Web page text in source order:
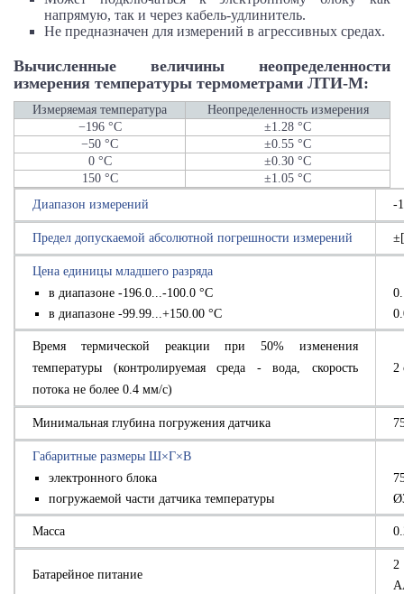
напрямую, так и через кабель-удлинитель.
Не предназначен для измерений в агрессивных средах.
Вычисленные величины неопределенности
измерения температуры термометрами ЛТИ-М:
Измеряемая температура
Неопределенность измерения
−196 °C
±1.28 °C
−50 °C
±0.55 °C
0 °C
±0.30 °C
150 °C
±1.05 °C
Диапазон измерений
-
Предел допускаемой абсолютной погрешности измерений
Цена единицы младшего разряда
в диапазоне -196.0...-100.0 °С
в диапазоне -99.99...+150.00 °С
Время термической реакции при 50% изменения
температуры (контролируемая среда - вода, скорость
потока не более 0.4 мм/с)
2
Минимальная глубина погружения датчика
Габаритные размеры Ш×Г×В
электронного блока
погружаемой части датчика температуры
Масса
Батарейное питание
2